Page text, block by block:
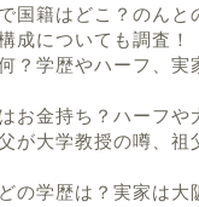
国籍はどこ？のんと
成についても調査！
？学歴やハーフ、実
お金持ち？ハーフや
が大学教授の噂、祖
の学歴は？実家は大